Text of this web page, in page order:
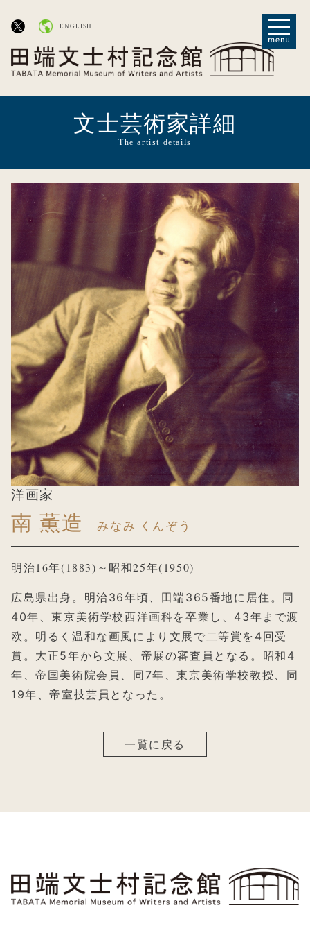
ENGLISH
文士芸術家詳細
The artist details
洋画家
南 薫造 みなみ くんぞう
明治16年(1883)～昭和25年(1950)
広島県出身。明治36年頃、田端365番地に居住。同
40年、東京美術学校西洋画科を卒業し、43年まで渡
欧。明るく温和な画風により文展で二等賞を4回受
賞。大正5年から文展、帝展の審査員となる。昭和4
年、帝国美術院会員、同7年、東京美術学校教授、同
19年、帝室技芸員となった。
一覧に戻る